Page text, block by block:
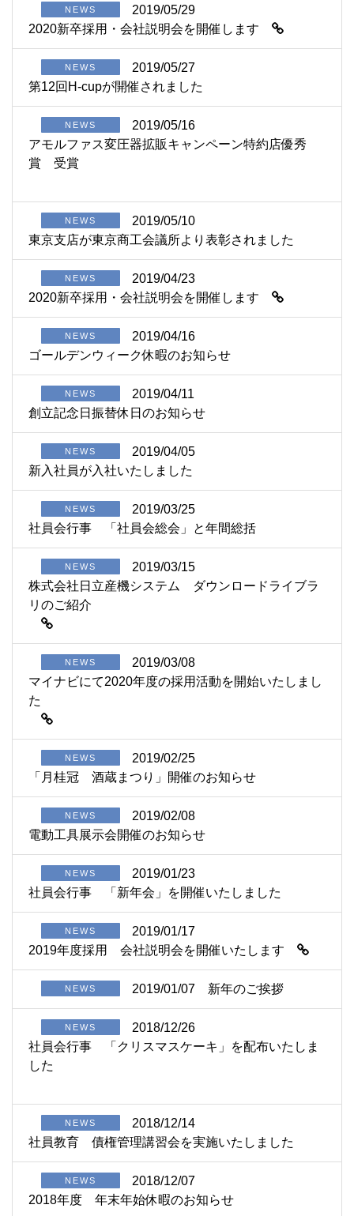
NEWS
2019/05/29
2020新卒採用・会社説明会を開催します
NEWS
2019/05/27
第12回H-cupが開催されました
NEWS
2019/05/16
アモルファス変圧器拡販キャンペーン特約店優秀
賞 受賞
NEWS
2019/05/10
東京支店が東京商工会議所より表彰されました
NEWS
2019/04/23
2020新卒採用・会社説明会を開催します
NEWS
2019/04/16
ゴールデンウィーク休暇のお知らせ
NEWS
2019/04/11
創立記念日振替休日のお知らせ
NEWS
2019/04/05
新入社員が入社いたしました
NEWS
2019/03/25
社員会行事 「社員会総会」と年間総括
NEWS
2019/03/15
株式会社日立産機システム ダウンロードライブラ
リのご紹介
NEWS
2019/03/08
マイナビにて2020年度の採用活動を開始いたしまし
た
NEWS
2019/02/25
「月桂冠 酒蔵まつり」開催のお知らせ
NEWS
2019/02/08
電動工具展示会開催のお知らせ
NEWS
2019/01/23
社員会行事 「新年会」を開催いたしました
NEWS
2019/01/17
2019年度採用 会社説明会を開催いたします
NEWS 2019/01/07 新年のご挨拶
NEWS
2018/12/26
社員会行事 「クリスマスケーキ」を配布いたしま
した
NEWS
2018/12/14
社員教育 債権管理講習会を実施いたしました
NEWS
2018/12/07
2018年度 年末年始休暇のお知らせ